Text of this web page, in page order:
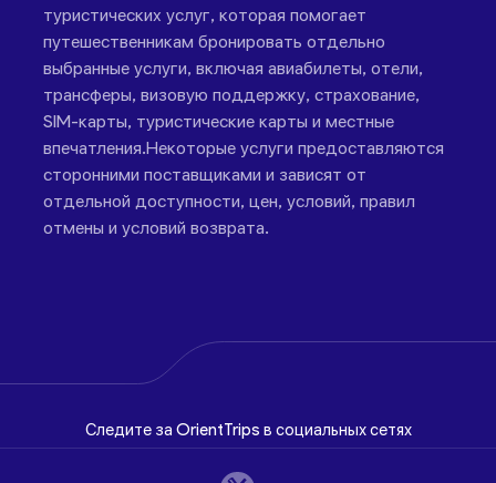
туристических услуг, которая помогает
путешественникам бронировать отдельно
выбранные услуги, включая авиабилеты, отели,
трансферы, визовую поддержку, страхование,
SIM-карты, туристические карты и местные
впечатления.Некоторые услуги предоставляются
сторонними поставщиками и зависят от
отдельной доступности, цен, условий, правил
отмены и условий возврата.
Следите за OrientTrips в социальных сетях